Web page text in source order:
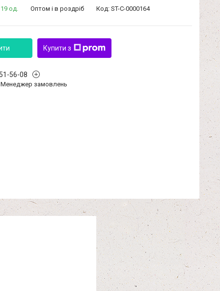
од. Оптом і в роздріб Код: ST-C-0000164
Купити з
56-08
Менеджер замовлень